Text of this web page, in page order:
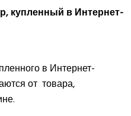
купленный в Интернет-
в Интернет-
от товара,